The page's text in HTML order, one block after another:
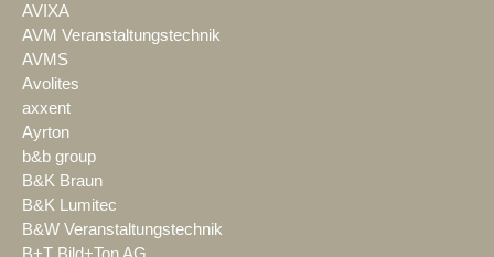
AVIXA
AVM Veranstaltungstechnik
AVMS
Avolites
axxent
Ayrton
b&b group
B&K Braun
B&K Lumitec
B&W Veranstaltungstechnik